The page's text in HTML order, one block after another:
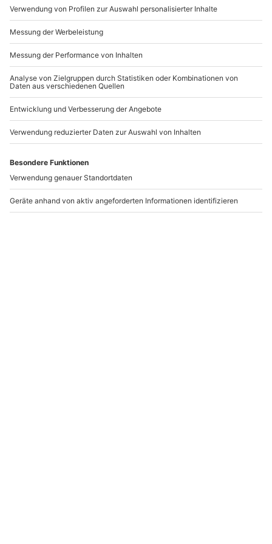
Artikelnummer:15039
Andere Produkte entdecken
Musical Dinner Münster
Münster
Düsseldorf